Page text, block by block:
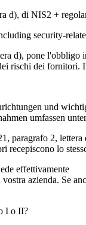
d), di NIS2 +
security-
d), pone l'obbligo
rischi dei
und
umfassen
paragrafo 2,
recepiscono lo
effettivamente
azienda. Se
I o II?